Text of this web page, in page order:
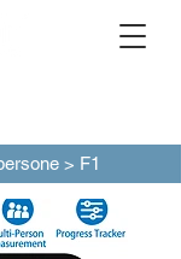
> F1